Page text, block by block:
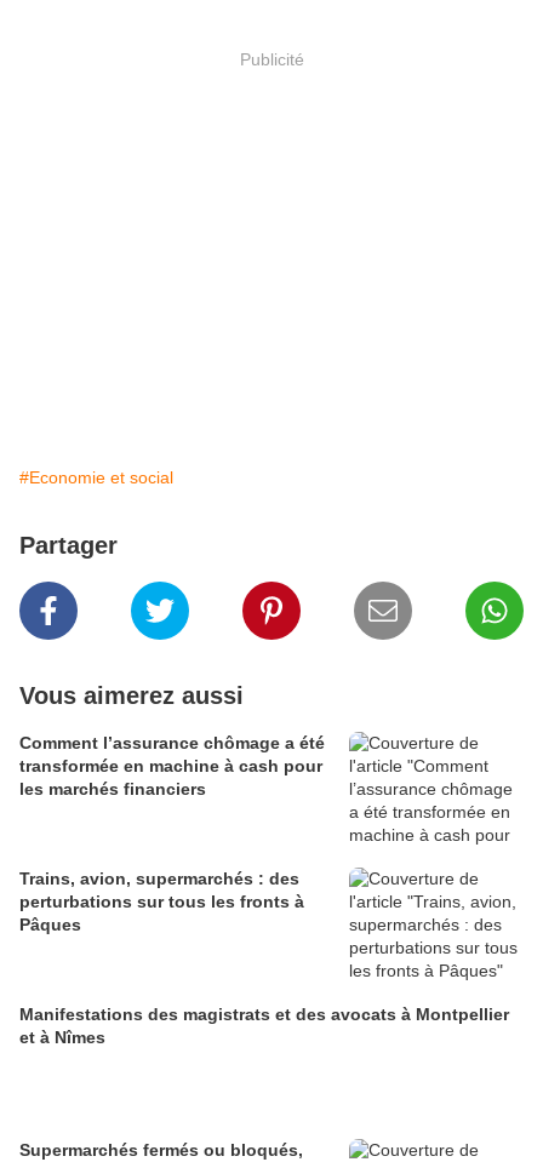
Publicité
#Economie et social
Partager
Vous aimerez aussi
Comment l’assurance chômage a été
transformée en machine à cash pour
les marchés financiers
Trains, avion, supermarchés : des
perturbations sur tous les fronts à
Pâques
Manifestations des magistrats et des avocats à Montpellier
et à Nîmes
Supermarchés fermés ou bloqués,